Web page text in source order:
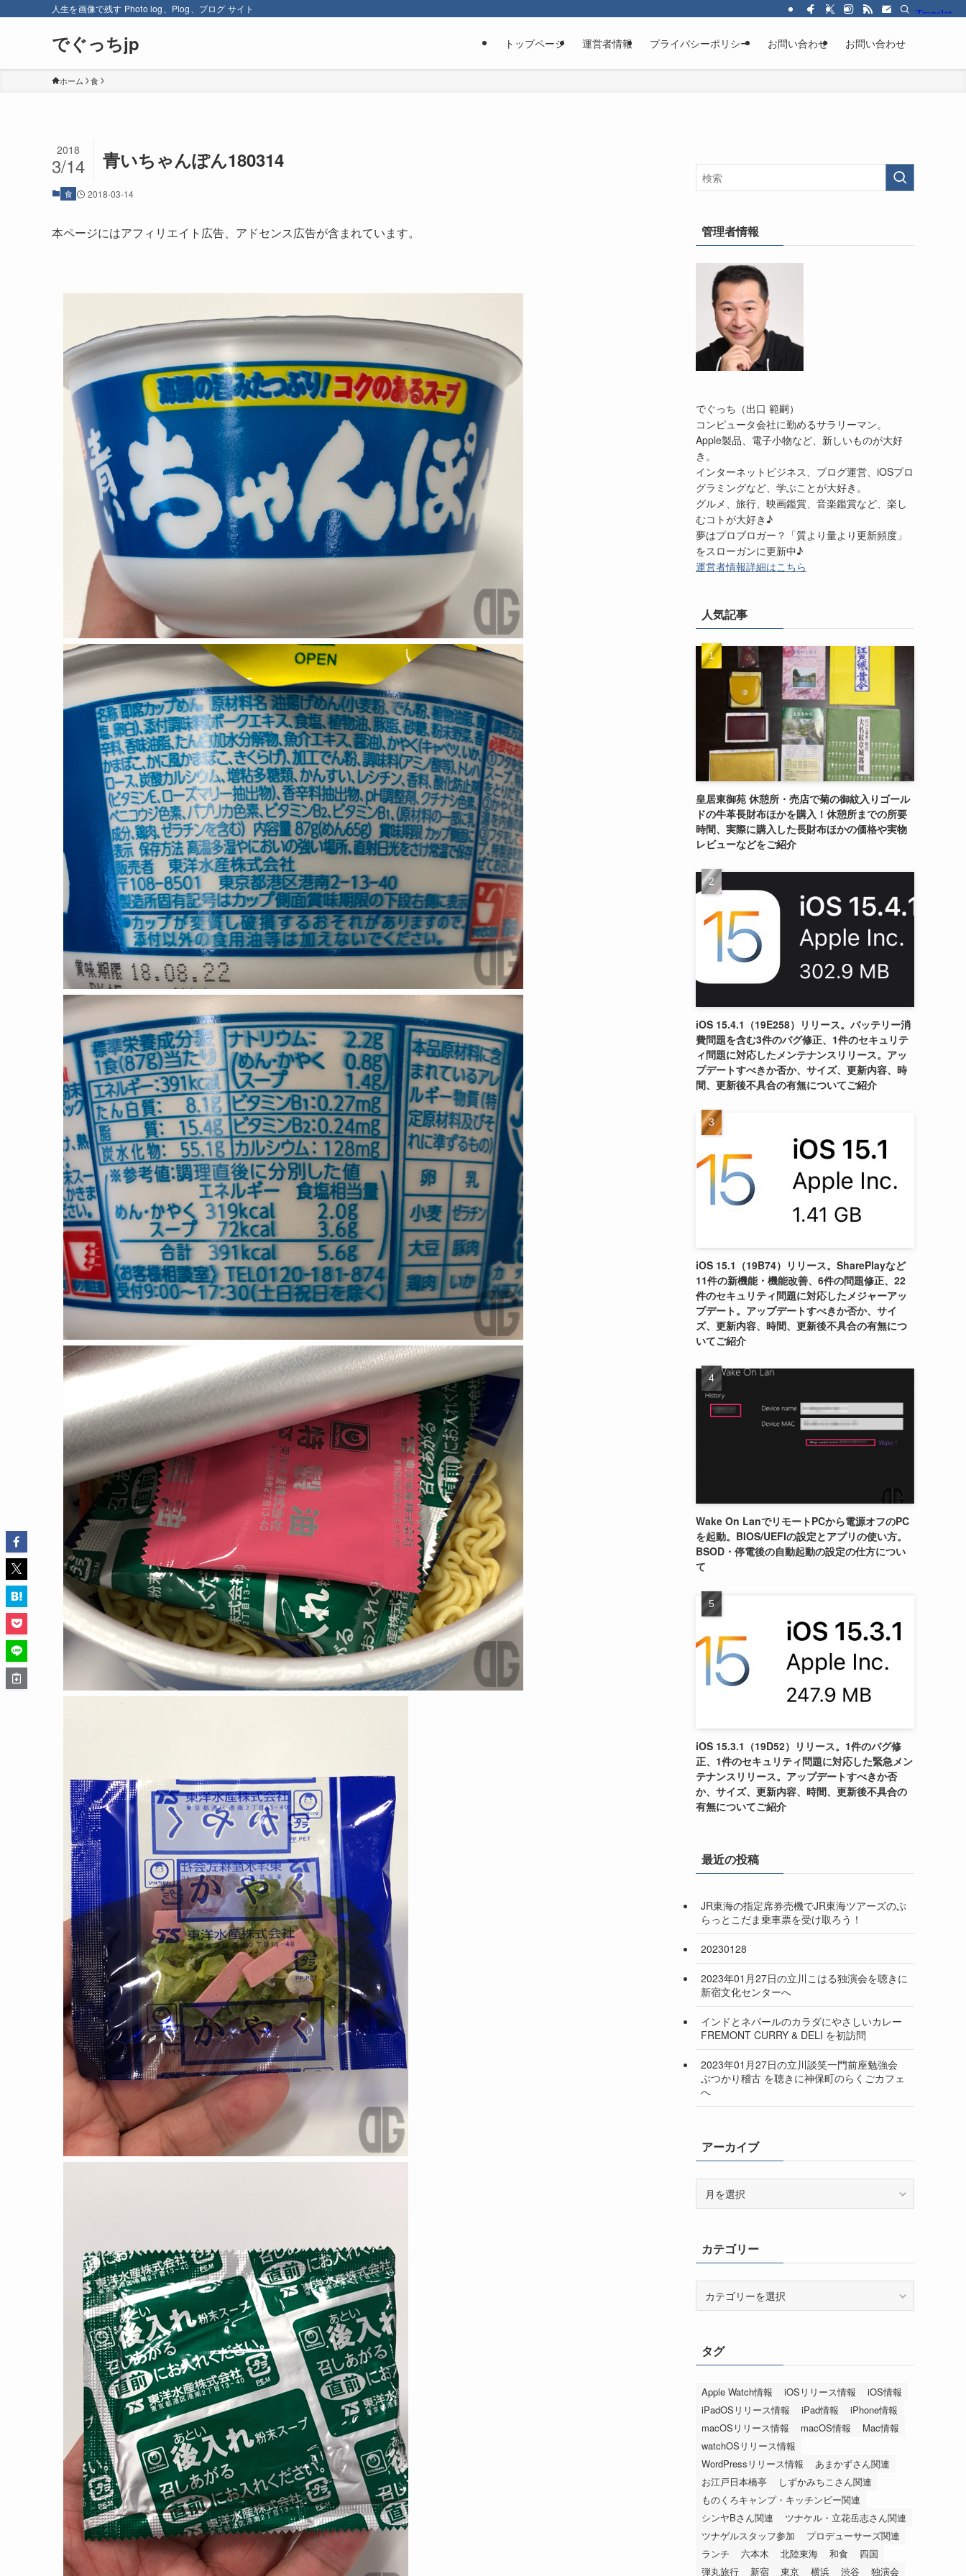
人生を画像で残す Photo log、Plog、プログ サイト
でぐっちjp トップページ 運営者情報 プライバシーポリシー お問い合わせ お問い合わせ
ホーム 食
青いちゃんぽん180314
2018
3/14
食 2018-03-14
本ページにはアフィリエイト広告、アドセンス広告が含まれています。 管理者情報
でぐっち（出口 範嗣）
コンピュータ会社に勤めるサラリーマン。
Apple製品、電子小物など、新しいものが大好
き。
インターネットビジネス、ブログ運営、iOSプロ
グラミングなど、学ぶことが大好き。
グルメ、旅行、映画鑑賞、音楽鑑賞など、楽し
むコトが大好き♪
夢はプロブロガー？「質より量より更新頻度」
をスローガンに更新中♪
運営者情報詳細はこちら
人気記事
皇居東御苑 休憩所・売店で菊の御紋入りゴール
ドの牛革長財布ほかを購入！休憩所までの所要
時間、実際に購入した長財布ほかの価格や実物
レビューなどをご紹介
iOS 15.4.1（19E258）リリース。バッテリー消
費問題を含む3件のバグ修正、1件のセキュリテ
ィ問題に対応したメンテナンスリリース。アッ
プデートすべきか否か、サイズ、更新内容、時
間、更新後不具合の有無についてご紹介
iOS 15.1（19B74）リリース。SharePlayなど
11件の新機能・機能改善、6件の問題修正、22
件のセキュリティ問題に対応したメジャーアッ
プデート。アップデートすべきか否か、サイ
ズ、更新内容、時間、更新後不具合の有無につ
いてご紹介
Wake On LanでリモートPCから電源オフのPC
を起動。BIOS/UEFIの設定とアプリの使い方。
BSOD・停電後の自動起動の設定の仕方につい
て
iOS 15.3.1（19D52）リリース。1件のバグ修
正、1件のセキュリティ問題に対応した緊急メン
テナンスリリース。アップデートすべきか否
か、サイズ、更新内容、時間、更新後不具合の
有無についてご紹介
最近の投稿
JR東海の指定席券売機でJR東海ツアーズのぷ
らっとこだま乗車票を受け取ろう！
20230128
2023年01月27日の立川こはる独演会を聴きに
新宿文化センターへ
インドとネパールのカラダにやさしいカレー
FREMONT CURRY & DELI を初訪問
2023年01月27日の立川談笑一門前座勉強会
ぶつかり稽古 を聴きに神保町のらくごカフェ
へ
アーカイブ
ブカテゴリー
ータグ
Apple Watch情報 iOSリリース情報
iOS情報
iPadOSリリース情報
iPad情報
iPhone情報
macOSリリース情報
macOS情報
Mac情報
watchOSリリース情報
WordPressリリース情報
あまかずさん関連
お江戸日本橋亭
しずかみちこさん関連
ものくろキャンプ・キッチンビー関連
シンヤBさん関連
ツナケル・立花岳志さん関連
ツナゲルスタッフ参加
プロデューサーズ関連
ランチ
六本木 北陸東海 和食
四国
弾丸旅行
新宿 東京 横浜 渋谷 独演会